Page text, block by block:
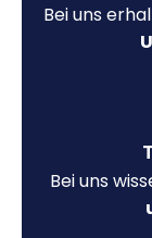
Bei uns
Bei uns